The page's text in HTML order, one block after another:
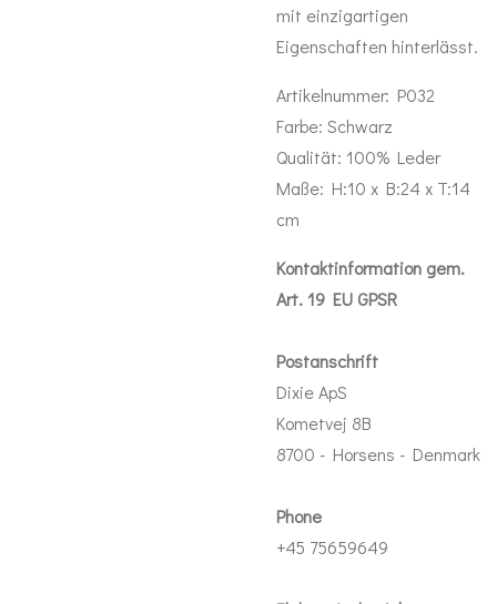
mit einzigartigen
Eigenschaften hinterlässt.
Artikelnummer: P032
Farbe: Schwarz
Qualität: 100% Leder
Maße: H:10 x B:24 x T:14
cm
Kontaktinformation gem.
Art. 19 EU GPSR
Postanschrift
Dixie ApS
Kometvej 8B
8700 - Horsens - Denmark
Phone
+45 75659649